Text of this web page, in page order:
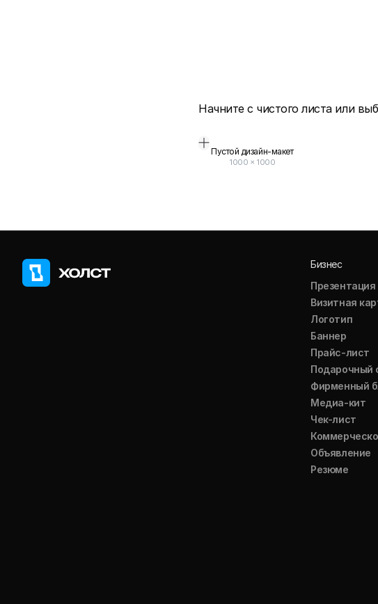
Начните с чистого листа или
Пустой дизайн-макет
1000 × 1000
Бизнес
Презентация
Визитная
Логотип
Баннер
Прайс-лист
Подарочный
Фирменный
Медиа-кит
Чек-лист
Объявление
Резюме